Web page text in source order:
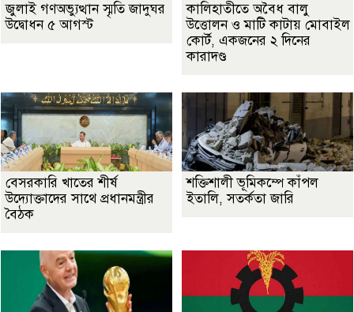
জুলাই গণঅভ্যুত্থান স্মৃতি জাদুঘর
উদ্বোধন ৫ আগস্ট
কালিহাতীতে অবৈধ বালু
উত্তোলন ও মাটি কাটায় মোবাইল
কোর্ট, একজনের ২ দিনের
কারাদণ্ড
বেসরকারি খাতের শীর্ষ
উদ্যোক্তাদের সাথে প্রধানমন্ত্রীর
বৈঠক
শক্তিশালী ভূমিকম্পে কাঁপল
ইতালি, সতর্কতা জারি